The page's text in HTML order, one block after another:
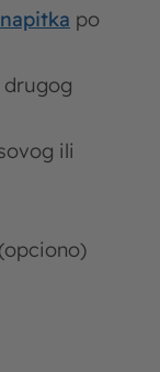
po
drugog
ili